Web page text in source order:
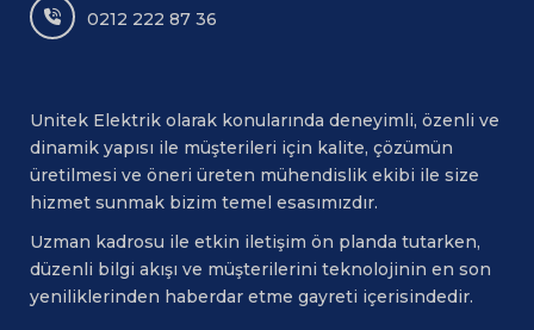
0212 222 87 36
Unitek Elektrik olarak konularında deneyimli, özenli ve
dinamik yapısı ile müşterileri için kalite, çözümün
üretilmesi ve öneri üreten mühendislik ekibi ile size
hizmet sunmak bizim temel esasımızdır.
Uzman kadrosu ile etkin iletişim ön planda tutarken,
düzenli bilgi akışı ve müşterilerini teknolojinin en son
yeniliklerinden haberdar etme gayreti içerisindedir.